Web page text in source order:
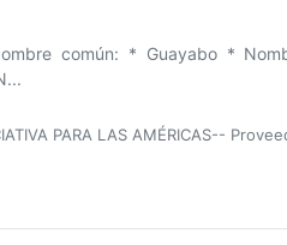
común: * Guayabo *
PARA LAS AMÉRICAS--